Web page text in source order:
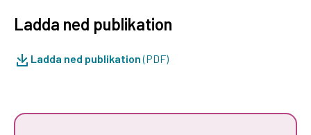
Ladda ned publikation
Ladda ned publikation(PDF)